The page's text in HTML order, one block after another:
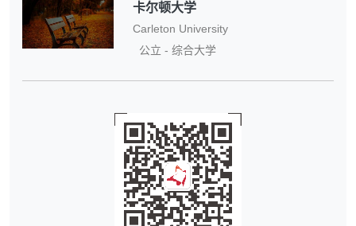
卡尔顿大学
Carleton University
公立 - 综合大学